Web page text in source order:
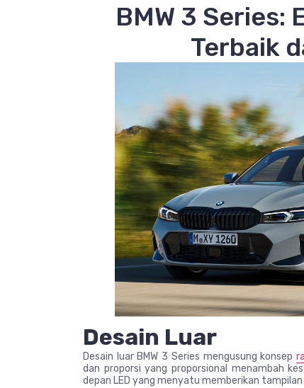
BMW 3 Series:
Terbaik
Desain Luar
Desain luar BMW 3 Series mengusung konsep
dan proporsi yang proporsional menambah
depan LED yang menyatu memberikan